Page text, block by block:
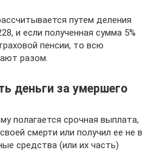
путем деления
и если полученная сумма 5%
пенсии, то всю
разом.
деньги за умершего
полагается срочная выплата,
смерти или получил ее не в
средства (или их часть)